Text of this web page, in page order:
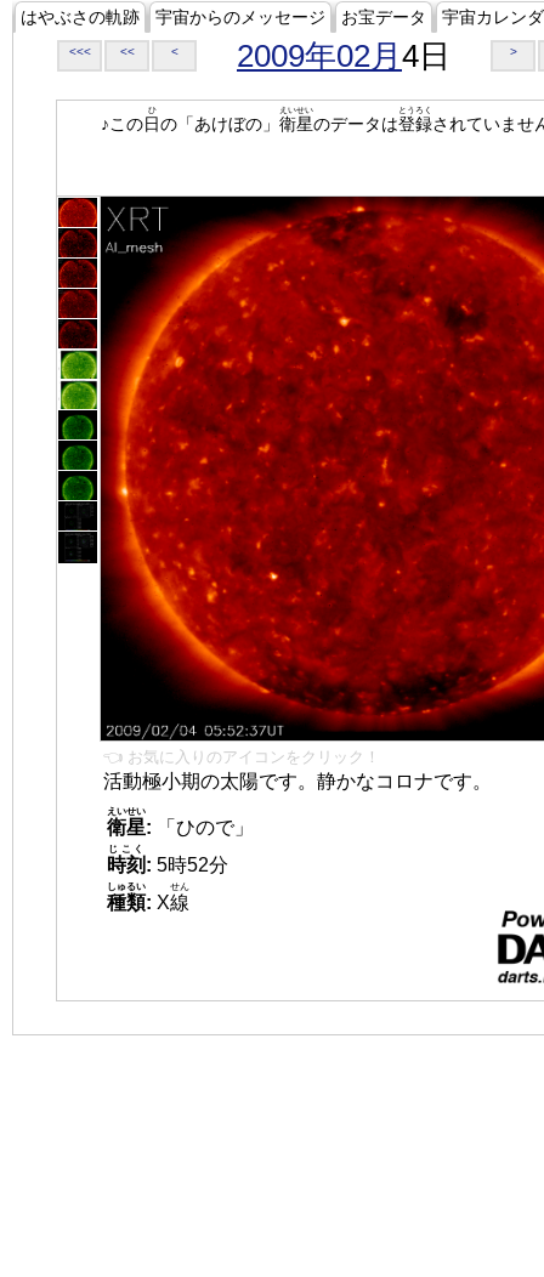
はやぶさの軌跡 宇宙からのメッセージ お宝データ 宇宙カレン
<<< << < 2009年02月 4日 >
♪この日
ひ
の「あけぼの」 衛星
えいせい
のデータは登録
とうろく
されていませ
👈 お気に入りのアイコンをクリック！
活動極小期の太陽です。静かなコロナです。
衛星
えいせい
:
「ひので」
時刻
じこく
: 5時52分
種類
しゅるい
: X線
せん